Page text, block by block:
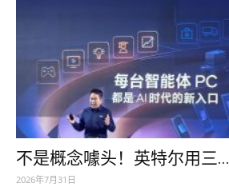
不是概念噱头！英特尔用三...
2026年7月31日